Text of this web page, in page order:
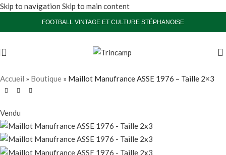
Skip to navigation Skip to main content
FOOTBALL VINTAGE ET CULTURE STÉPHANOISE
Accueil » Boutique » Maillot Manufrance ASSE 1976 – Taille 2×3
Vendu